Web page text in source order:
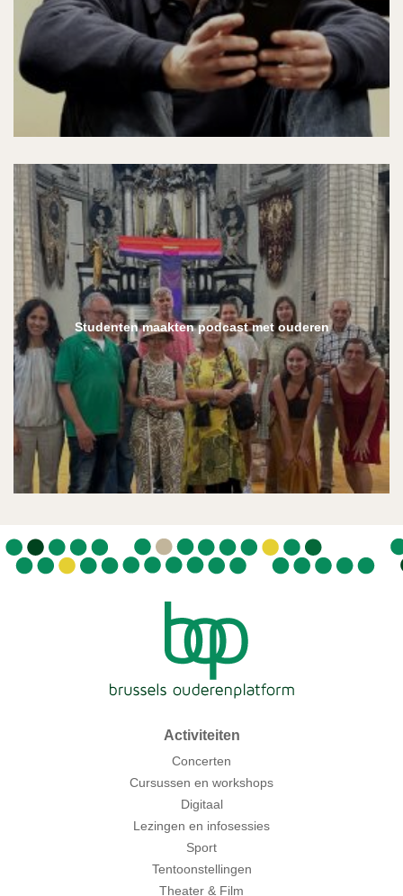
Studenten maakten podcast met ouderen
Activiteiten
Concerten
Cursussen en workshops
Digitaal
Lezingen en infosessies
Sport
Tentoonstellingen
Theater & Film